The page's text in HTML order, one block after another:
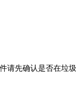
请先确认是否在垃圾